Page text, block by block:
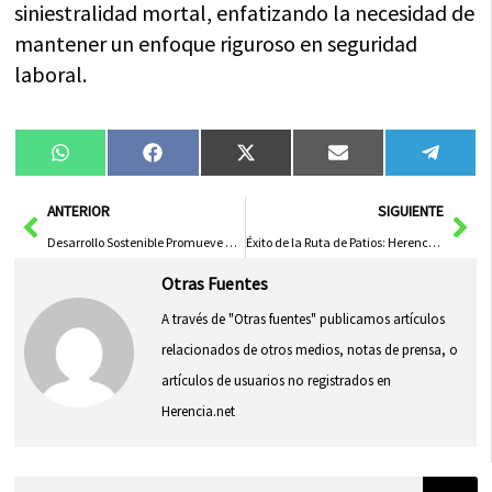
siniestralidad mortal, enfatizando la necesidad de
mantener un enfoque riguroso en seguridad
laboral.
Compartir
en
WhatsAppCompartir
en
FacebookCompartir
en
X
(Twitter)
Compartir
en
Email
en
AntANTERIOR
Desarrollo Sostenible Promueve Mallas en Pistas de Pádel para Proteger Aves y Reducir Mortalidad
SIGUIENTE
Éxito de la Ruta de Patios: Herencia abre sus casas para compartir historia, arquitectura y tradición
Otras Fuentes
A través de "Otras fuentes" publicamos artículos
relacionados de otros medios, notas de prensa, o
artículos de usuarios no registrados en
Herencia.net